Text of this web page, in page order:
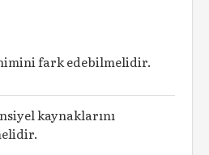
fark edebilmelidir.
kaynaklarını